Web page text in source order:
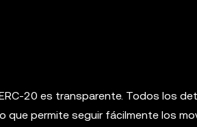
20 es transparente. Todos los
que permite seguir fácilmente los